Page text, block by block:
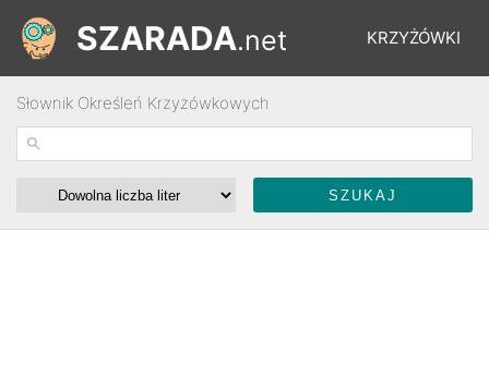
KRZYŻÓWKI
ŁAMIGŁÓWKI
SZARADA.net
Słownik Określeń Krzyżówkowych